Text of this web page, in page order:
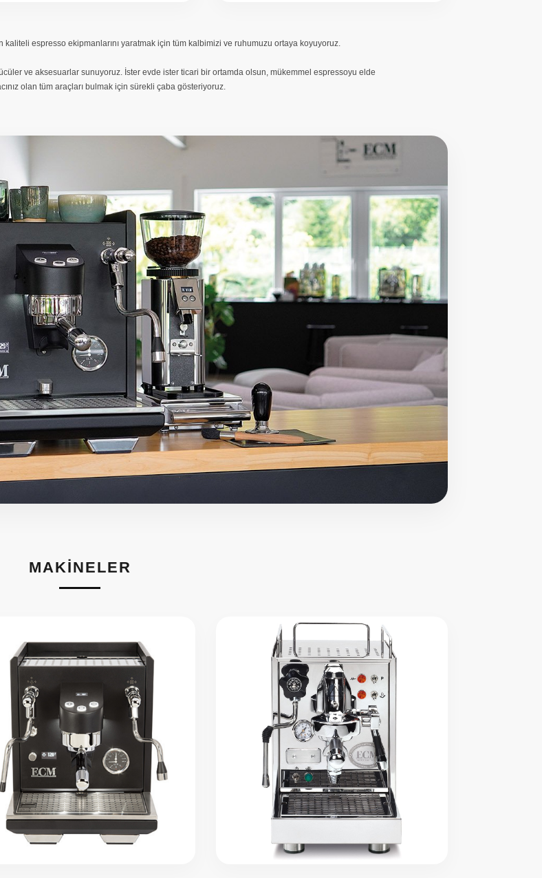
kaliteli espresso ekipmanlarını yaratmak için tüm kalbimizi ve ruhumuzu ortaya koyuyoruz.
ve aksesuarlar sunuyoruz. İster evde ister ticari bir ortamda olsun, mükemmel espressoyu elde
olan tüm araçları bulmak için sürekli çaba gösteriyoruz.
MAKINELER